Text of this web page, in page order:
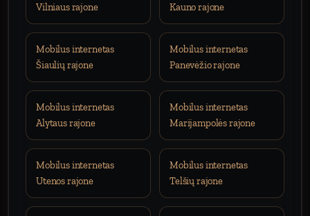
Vilniaus rajone
Kauno rajone
Mobilus internetas
Šiaulių rajone
Mobilus internetas
Panevėžio rajone
Mobilus internetas
Alytaus rajone
Mobilus internetas
Marijampolės rajone
Mobilus internetas
Utenos rajone
Mobilus internetas
Telšių rajone